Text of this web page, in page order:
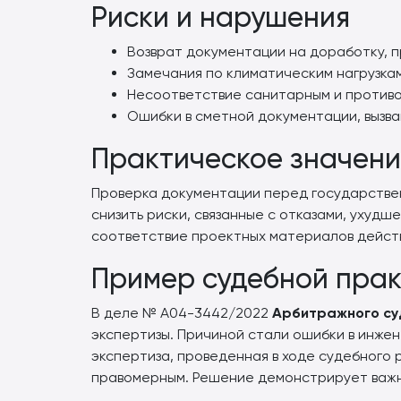
Риски и нарушения
Возврат документации на доработку,
Замечания по климатическим
Несоответствие санитарным и
Ошибки в сметной документации,
Практическое
Проверка документации перед
снизить риски, связанные с отказами,
соответствие проектных материалов
Пример судебной
В деле № А04-3442/2022 Арбитражного
экспертизы. Причиной стали ошибки в
экспертиза, проведенная в ходе судебного
правомерным. Решение демонстрирует